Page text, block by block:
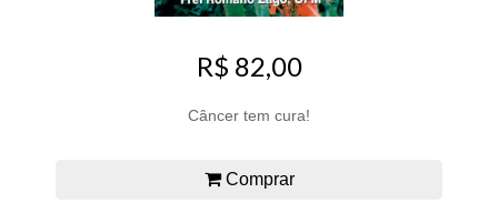
R$ 82,00
Câncer tem cura!
Comprar